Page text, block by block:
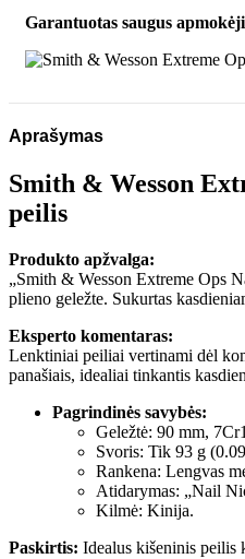
Garantuotas saugus
Aprašymas
Smith & Wesson
peilis
Produkto apžvalga:
„Smith & Wesson Extreme Ops
plieno geležte. Sukurtas
Eksperto komentaras:
Lenktiniai peiliai vertinami dėl
panašiais, idealiai tinkantis
Pagrindinės savybės:
Geležtė: 90 mm,
Svoris: Tik 93 g
Rankena: Lengvas
Atidarymas: „Nail
Kilmė: Kinija.
Paskirtis: Idealus kišeninis